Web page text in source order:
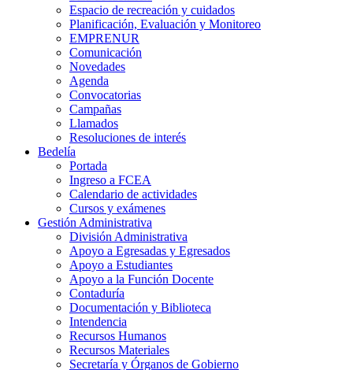
Espacio de recreación y cuidados
Planificación, Evaluación y Monitoreo
EMPRENUR
Comunicación
Novedades
Agenda
Convocatorias
Campañas
Llamados
Resoluciones de interés
Bedelía
Portada
Ingreso a FCEA
Calendario de actividades
Cursos y exámenes
Gestión Administrativa
División Administrativa
Apoyo a Egresadas y Egresados
Apoyo a Estudiantes
Apoyo a la Función Docente
Contaduría
Documentación y Biblioteca
Intendencia
Recursos Humanos
Recursos Materiales
Secretaría y Órganos de Gobierno